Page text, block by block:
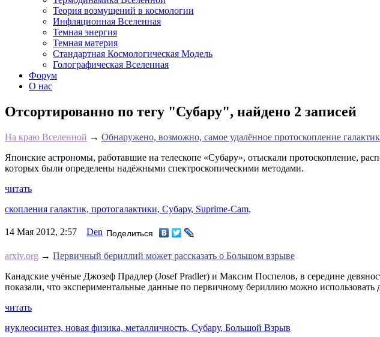
Теория возмущений в космологии
Инфляционная Вселенная
Темная энергия
Темная материя
Стандартная Космологическая Модель
Голографическая Вселенная
Форум
О нас
Отсортированно по тегу "Субару", найдено 2 записей
На краю Вселенной → Обнаружено, возможно, самое удалённое протоскопление галактик
Японские астрономы, работавшие на телескопе «Субару», отыскали протоскопление,
которых были определены надёжными спектроскопическими методами.
читать
скопления галактик, протогалактики, Субару, Suprime-Cam,
14 Мая 2012, 2:57 Den Поделиться
arxiv.org → Первичный бериллий может рассказать о Большом взрыве
Канадские учёные Джозеф Прадлер (Josef Pradler) и Максим Поспелов, в середине
показали, что экспериментальные данные по первичному бериллию можно
читать
нуклеосинтез, новая физика, металличность, Субару, Большой Взрыв